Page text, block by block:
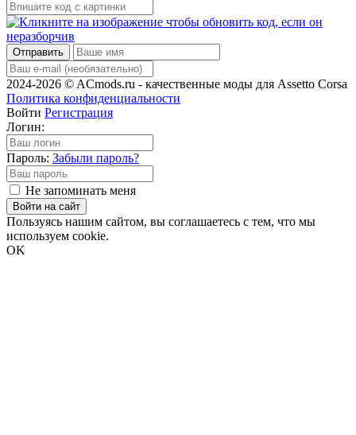
Отправить
2024-2026 © ACmods.ru - качественные моды для Assetto Corsa
Политика конфиденциальности
Войти Регистрация
Логин:
Пароль: Забыли пароль?
Не запоминать меня
Войти на сайт
Пользуясь нашим сайтом, вы соглашаетесь с тем, что мы
используем cookie.
OK